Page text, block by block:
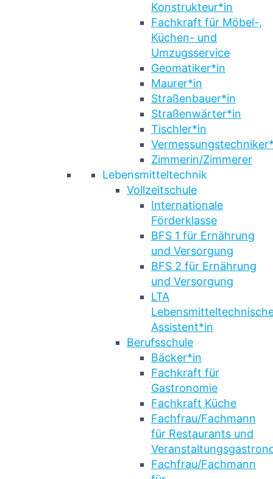
Konstrukteur*in
Fachkraft für Möbel-,
Küchen- und
Umzugsservice
Geomatiker*in
Maurer*in
Straßenbauer*in
Straßenwärter*in
Tischler*in
Zimmerin/Zimmerer
Lebensmitteltechnik
Vollzeitschule
Internationale
Förderklasse
BFS 1 für Ernährung
und Versorgung
BFS 2 für Ernährung
und Versorgung
LTA
Assistent*in
Berufsschule
Bäcker*in
Fachkraft für
Gastronomie
Fachkraft Küche
Fachfrau/Fachmann
für Restaurants und
Fachfrau/Fachmann